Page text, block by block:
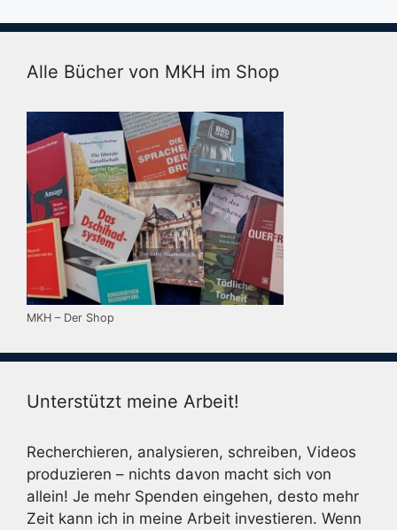
Alle Bücher von MKH im Shop
MKH – Der Shop
Unterstützt meine Arbeit!
Recherchieren, analysieren, schreiben, Videos
produzieren – nichts davon macht sich von
allein! Je mehr Spenden eingehen, desto mehr
Zeit kann ich in meine Arbeit investieren. Wenn